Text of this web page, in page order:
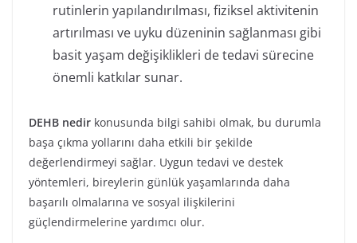
rutinlerin yapılandırılması, fiziksel aktivitenin
artırılması ve uyku düzeninin sağlanması gibi
basit yaşam değişiklikleri de tedavi sürecine
önemli katkılar sunar.
DEHB nedir konusunda bilgi sahibi olmak, bu durumla
başa çıkma yollarını daha etkili bir şekilde
değerlendirmeyi sağlar. Uygun tedavi ve destek
yöntemleri, bireylerin günlük yaşamlarında daha
başarılı olmalarına ve sosyal ilişkilerini
güçlendirmelerine yardımcı olur.